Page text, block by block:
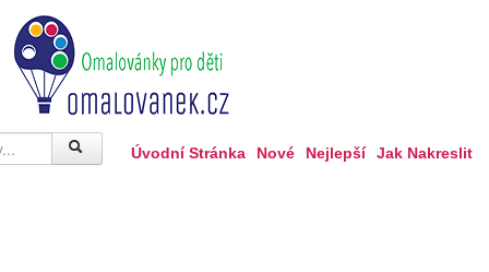
Úvodní Stránka Nové Nejlepší Jak Nakreslit